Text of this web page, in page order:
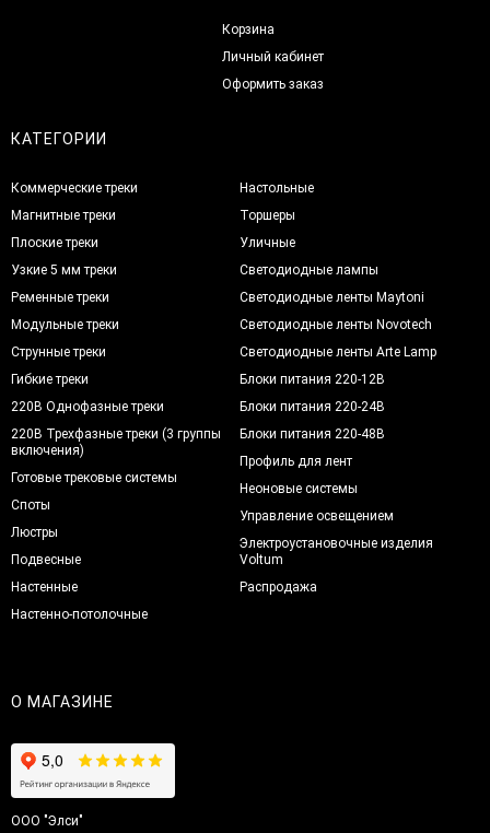
Корзина
Личный кабинет
Оформить заказ
КАТЕГОРИИ
Коммерческие треки
Магнитные треки
Плоские треки
Узкие 5 мм треки
Ременные треки
Модульные треки
Струнные треки
Гибкие треки
220В Однофазные треки
220В Трехфазные треки (3 группы
включения)
Готовые трековые системы
Споты
Люстры
Подвесные
Настенные
Настенно-потолочные
Настольные
Торшеры
Уличные
Светодиодные лампы
Светодиодные ленты Maytoni
Светодиодные ленты Novotech
Светодиодные ленты Arte Lamp
Блоки питания 220-12В
Блоки питания 220-24В
Блоки питания 220-48В
Профиль для лент
Неоновые системы
Управление освещением
Электроустановочные изделия
Voltum
Распродажа
О МАГАЗИНЕ
ООО "Элси"